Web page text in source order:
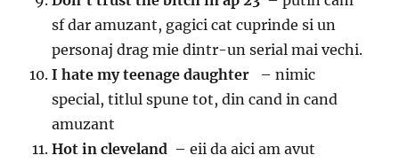
sf dar amuzant, gagici cat cuprinde si un
personaj drag mie dintr-un serial mai vechi.
I hate my teenage daughter – nimic
special, titlul spune tot, din cand in cand
amuzant
Hot in cleveland – eii da aici am avut